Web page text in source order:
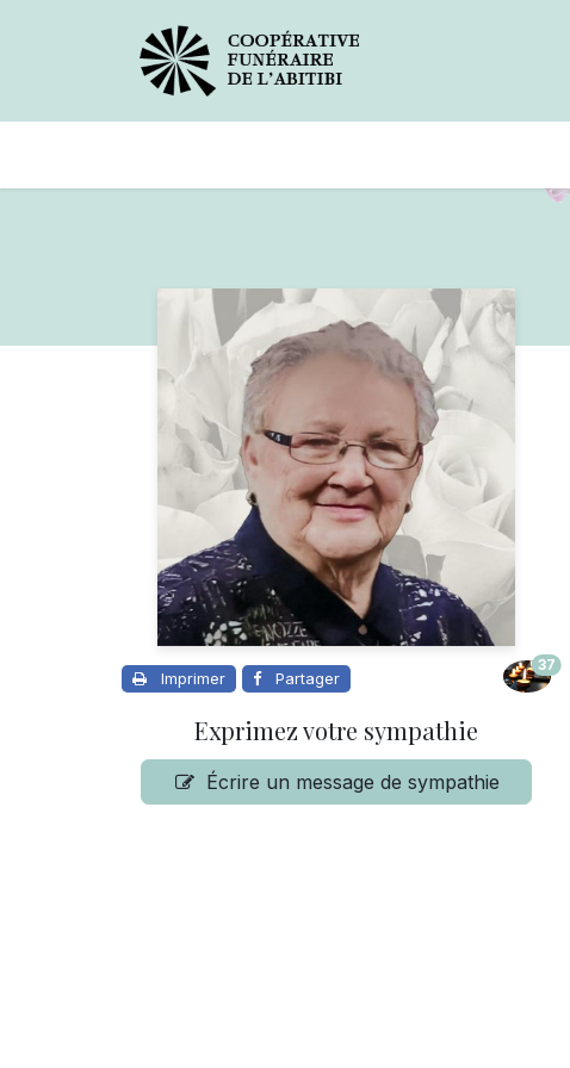
Imprimer Partager
37
Exprimez votre sympathie
Écrire un message de sympathie